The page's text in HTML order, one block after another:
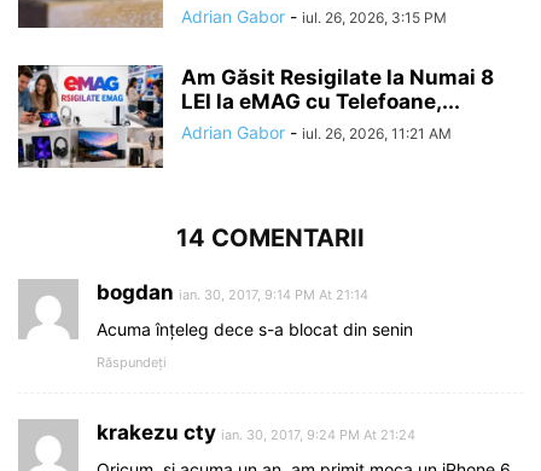
Adrian Gabor - iul. 26, 2026, 3:15 PM
Am Găsit Resigilate la Numai 8
LEI la eMAG cu Telefoane,...
Adrian Gabor - iul. 26, 2026, 11:21 AM
14 COMENTARII
bogdan ian. 30, 2017, 9:14 PM At 21:14
Acuma înțeleg dece s-a blocat din senin
Răspundeți
krakezu cty ian. 30, 2017, 9:24 PM At 21:24